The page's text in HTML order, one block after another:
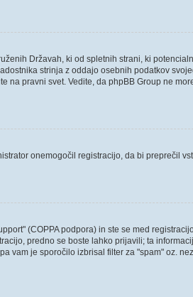
Državah, ki od spletnih strani, ki
strinja z oddajo osebnih podatkov
na pravni svet. Vedite, da phpBB Group ne
onemogočil registracijo, da bi preprečil
(COPPA podpora) in ste se med
predno se boste lahko prijavili; ta
vam je sporočilo izbrisal filter za "spam" oz.